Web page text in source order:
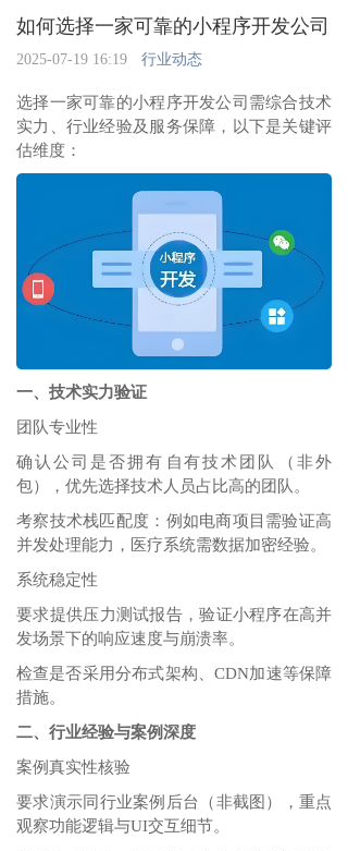
如何选择一家可靠的小程序开发公司
2025-07-19 16:19 行业动态
选择一家可靠的小程序开发公司需综合技术
实力、行业经验及服务保障，以下是关键评
估维度：
一、技术实力验证
团队专业性‌
确认公司是否拥有‌自有技术团队‌（非外
包），优先选择技术人员占比高的团队‌。
考察技术栈匹配度：例如电商项目需验证高
并发处理能力，医疗系统需数据加密经验‌。
系统稳定性‌
要求提供‌压力测试报告‌，验证小程序在高并
发场景下的响应速度与崩溃率‌。
检查是否采用‌分布式架构‌、CDN加速等保障
措施‌。
二、行业经验与案例深度
案例真实性核验‌
要求‌演示同行业案例后台‌（非截图），重点
观察功能逻辑与UI交互细节‌。